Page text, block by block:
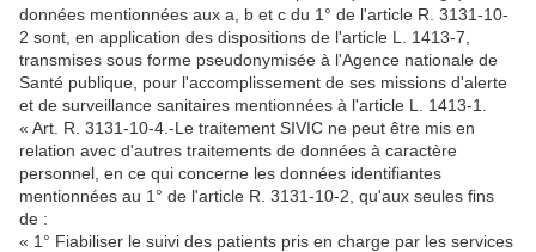
données mentionnées aux a, b et c du 1° de l'article R. 3131-10-
2 sont, en application des dispositions de l'article L. 1413-7,
transmises sous forme pseudonymisée à l'Agence nationale de
Santé publique, pour l'accomplissement de ses missions d'alerte
et de surveillance sanitaires mentionnées à l'article L. 1413-1.
« Art. R. 3131-10-4.-Le traitement SIVIC ne peut être mis en
relation avec d'autres traitements de données à caractère
personnel, en ce qui concerne les données identifiantes
mentionnées au 1° de l'article R. 3131-10-2, qu'aux seules fins
de :
« 1° Fiabiliser le suivi des patients pris en charge par les services